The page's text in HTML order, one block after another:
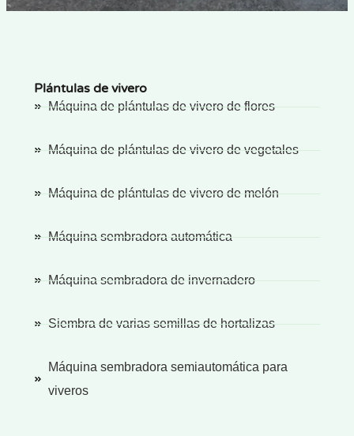
Plántulas de vivero
Máquina de plántulas de vivero de flores
Máquina de plántulas de vivero de vegetales
Máquina de plántulas de vivero de melón
Máquina sembradora automática
Máquina sembradora de invernadero
Siembra de varias semillas de hortalizas
Máquina sembradora semiautomática para
viveros